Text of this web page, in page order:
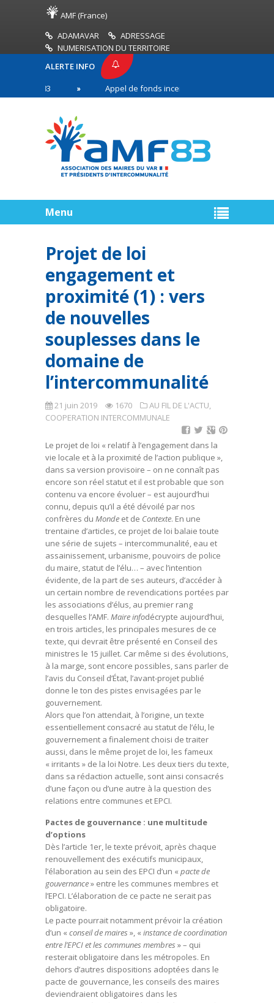
AMF (France)
ADAMAVAR
ADRESSAGE
NUMERISATION DU TERRITOIRE
ALERTE INFO
Appel de fonds incendies de forêt
ligne
Menu
Projet de loi
engagement et
proximité (1) : vers
de nouvelles
souplesses dans le
domaine de
l’intercommunalité
21 juin 2019 1670 AU FIL DE L'ACTU,
COOPERATION INTERCOMMUNALE
Le projet de loi « relatif à l’engagement dans la
vie locale et à la proximité de l’action publique »,
dans sa version provisoire – on ne connaît pas
encore son réel statut et il est probable que son
contenu va encore évoluer – est aujourd’hui
connu, depuis qu’il a été dévoilé par nos
confrères du Monde et de Contexte. En une
trentaine d’articles, ce projet de loi balaie toute
une série de sujets – intercommunalité, eau et
assainissement, urbanisme, pouvoirs de police
du maire, statut de l’élu… – avec l’intention
évidente, de la part de ses auteurs, d’accéder à
un certain nombre de revendications portées par
les associations d’élus, au premier rang
desquelles l’AMF. Maire infodécrypte aujourd’hui,
en trois articles, les principales mesures de ce
texte, qui devrait être présenté en Conseil des
ministres le 15 juillet. Car même si des évolutions,
à la marge, sont encore possibles, sans parler de
l’avis du Conseil d’État, l’avant-projet publié
donne le ton des pistes envisagées par le
gouvernement.
Alors que l’on attendait, à l’origine, un texte
essentiellement consacré au statut de l’élu, le
gouvernement a finalement choisi de traiter
aussi, dans le même projet de loi, les fameux
« irritants » de la loi Notre. Les deux tiers du texte,
dans sa rédaction actuelle, sont ainsi consacrés
d’une façon ou d’une autre à la question des
relations entre communes et EPCI.
Pactes de gouvernance : une multitude
d’options
Dès l’article 1er, le texte prévoit, après chaque
renouvellement des exécutifs municipaux,
l’élaboration au sein des EPCI d’un « pacte de
gouvernance» entre les communes membres et
l’EPCI. L’élaboration de ce pacte ne serait pas
obligatoire.
Le pacte pourrait notamment prévoir la création
d’un « conseil de maires », « instance de coordination
entre l’EPCI et les communes membres » – qui
resterait obligatoire dans les métropoles. En
dehors d’autres dispositions adoptées dans le
pacte de gouvernance, les conseils des maires
deviendraient obligatoires dans les